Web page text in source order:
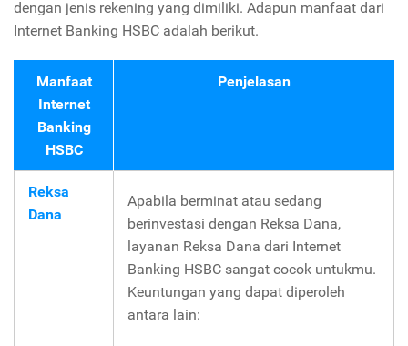
dengan jenis rekening yang dimiliki. Adapun manfaat dari
Internet Banking HSBC adalah berikut.
Manfaat
Internet
Banking
HSBC
Penjelasan
Reksa
Dana
Apabila berminat atau sedang
berinvestasi dengan Reksa Dana,
layanan Reksa Dana dari Internet
Banking HSBC sangat cocok untukmu.
Keuntungan yang dapat diperoleh
antara lain: